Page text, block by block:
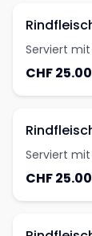
Serviert
CHF 25.00
Serviert
CHF 25.00